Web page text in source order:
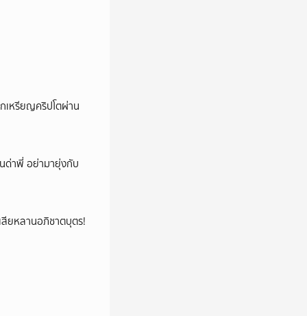
เหรียญคริปโตผ่าน
ด่าพี่ อย่ามายุ่งกับ
สียหลานอภิชาตบุตร!